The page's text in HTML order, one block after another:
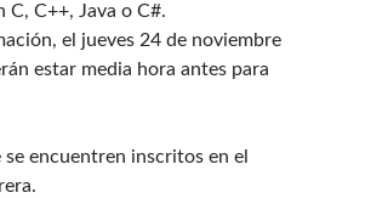
C, C++, Java o C#.
el jueves 24 de noviembre
estar media hora antes para
encuentren inscritos en el